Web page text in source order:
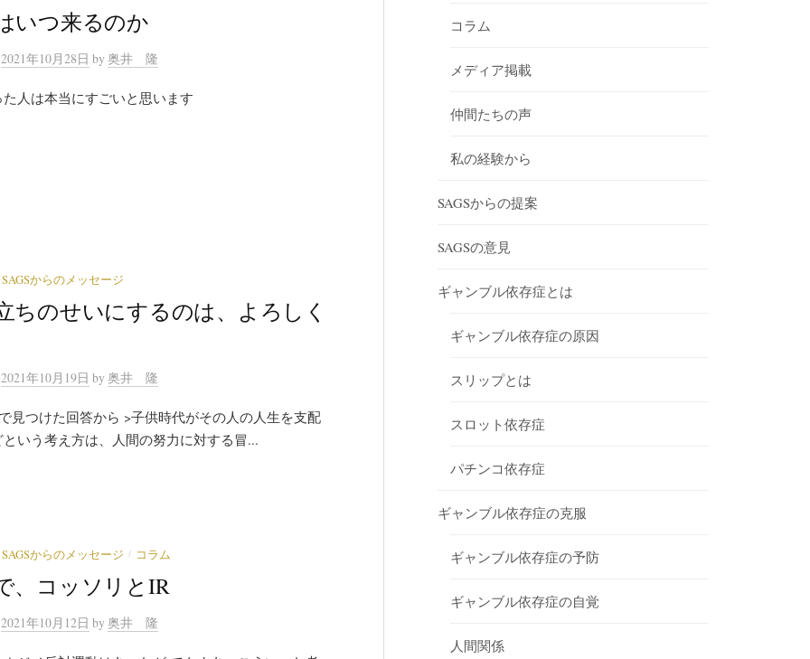
いつ来るのか
2021年10月28日 by 奥井 隆
人は本当にすごいと思います
SAGSからのメッセージ
ちのせいにするのは、よろしく
2021年10月19日 by 奥井 隆
見つけた回答から >子供時代がその人の人生を支配
いう考え方は、人間の努力に対する冒...
SAGSからのメッセージ / コラム
、コッソリとIR
2021年10月12日 by 奥井 隆
コラム
メディア掲載
仲間たちの声
私の経験から
SAGSからの提案
SAGSの意見
ギャンブル依存症とは
ギャンブル依存症の原因
スリップとは
スロット依存症
パチンコ依存症
ギャンブル依存症の克服
ギャンブル依存症の予防
ギャンブル依存症の自覚
人間関係